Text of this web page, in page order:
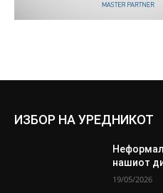
ИЗБОР НА УРЕДНИКОТ
нашиот
19/05/2026